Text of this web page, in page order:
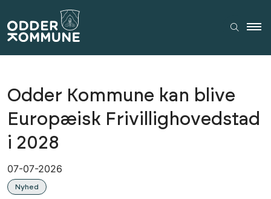
Odder Kommune kan blive
Europæisk Frivillighovedstad
i 2028
07-07-2026
Nyhed